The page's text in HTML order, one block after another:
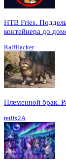
HTB Fries.
контейнера до
RalfHacker
Племенной брак.
ret0x2A